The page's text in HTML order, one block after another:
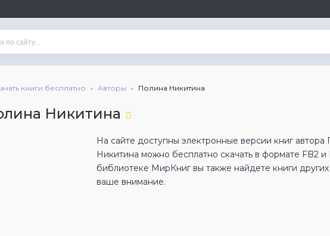
книги бесплатно Авторы Полина Никитина
Никитина
На сайте доступны электронные версии книг
Никитина можно бесплатно скачать в формате FB2
библиотеке МирКниг вы также найдете книги
ваше внимание.